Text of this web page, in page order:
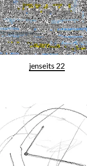
jenseits 22